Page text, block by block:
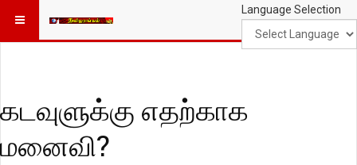
Language Selection
கடவுளுக்கு எதற்காக
மனைவி?